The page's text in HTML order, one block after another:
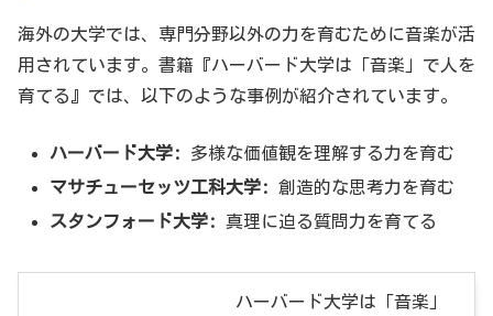
海外の大学では、専門分野以外の力を育むために音楽が活
用されています。書籍『ハーバード大学は「音楽」で人を
育てる』では、以下のような事例が紹介されています。
ハーバード大学:
多様な価値観を理解する力を育む
マサチューセッツ工科大学:
創造的な思考力を育む
スタンフォード大学:
真理に迫る質問力を育てる
ハーバード大学は「音楽」